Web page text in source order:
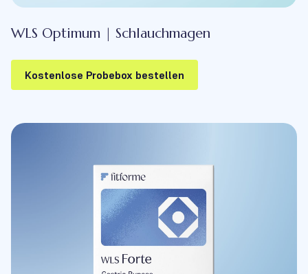
WLS Optimum | Schlauchmagen
Kostenlose Probebox bestellen